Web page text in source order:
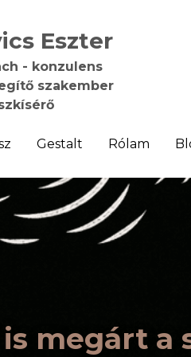
Eszter
- konzulens
szakember
Gestalt Rólam
Eszter
- konzulens
szakember
Gestalt Rólam
megárt a